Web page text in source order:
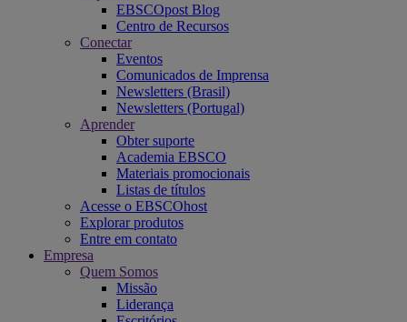
EBSCOpost Blog
Centro de Recursos
Conectar
Eventos
Comunicados de Imprensa
Newsletters (Brasil)
Newsletters (Portugal)
Aprender
Obter suporte
Academia EBSCO
Materiais promocionais
Listas de títulos
Acesse o EBSCOhost
Explorar produtos
Entre em contato
Empresa
Quem Somos
Missão
Liderança